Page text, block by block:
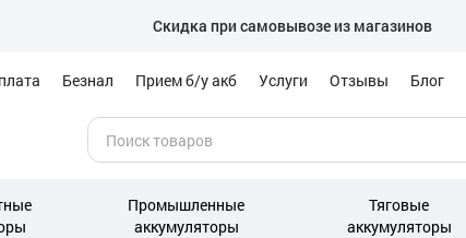
Скидка при самовывозе из магазинов
Безнал Прием б/у акб Услуги Отзывы Блог
Промышленные
аккумуляторы
Тяговые
аккумуляторы